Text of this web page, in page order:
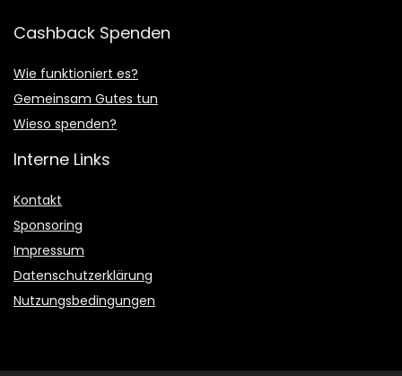
Cashback Spenden
Wie funktioniert es?
Gemeinsam Gutes tun
Wieso spenden?
Interne Links
Kontakt
Sponsoring
Impressum
Datenschutzerklärung
Nutzungsbedingungen